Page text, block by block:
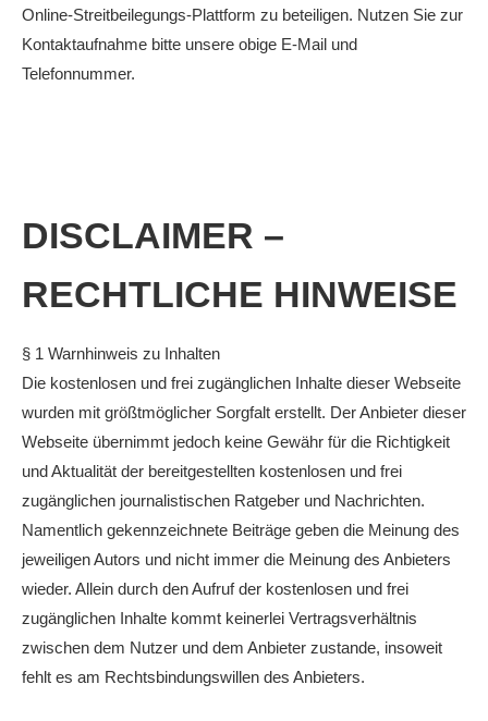
Online-Streitbeilegungs-Plattform zu beteiligen. Nutzen Sie zur
Kontaktaufnahme bitte unsere obige E-Mail und
Telefonnummer.
DISCLAIMER –
RECHTLICHE HINWEISE
§ 1 Warnhinweis zu Inhalten
Die kostenlosen und frei zugänglichen Inhalte dieser Webseite
wurden mit größtmöglicher Sorgfalt erstellt. Der Anbieter dieser
Webseite übernimmt jedoch keine Gewähr für die Richtigkeit
und Aktualität der bereitgestellten kostenlosen und frei
zugänglichen journalistischen Ratgeber und Nachrichten.
Namentlich gekennzeichnete Beiträge geben die Meinung des
jeweiligen Autors und nicht immer die Meinung des Anbieters
wieder. Allein durch den Aufruf der kostenlosen und frei
zugänglichen Inhalte kommt keinerlei Vertragsverhältnis
zwischen dem Nutzer und dem Anbieter zustande, insoweit
fehlt es am Rechtsbindungswillen des Anbieters.